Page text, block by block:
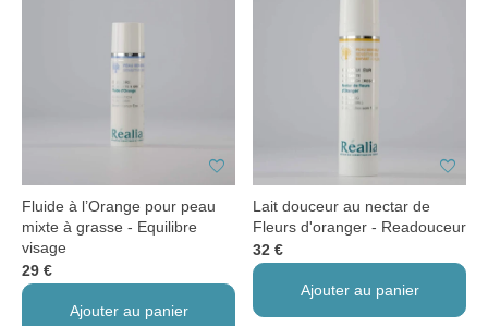
favorite
Fluide à l’Orange pour peau
mixte à grasse - Equilibre
visage
29 €
Ajouter au panier
favorite
Lait douceur au nectar de
Fleurs d'oranger - Readouceur
32 €
Ajouter au panier